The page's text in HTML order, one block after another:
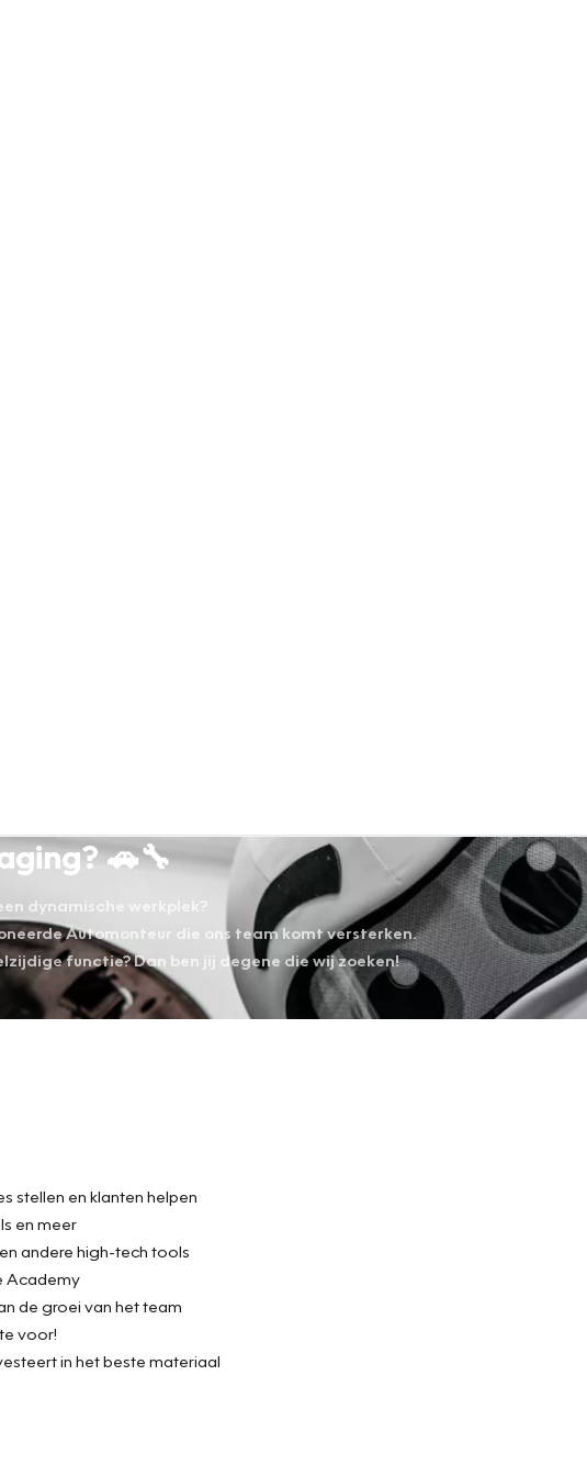
🚗🔧
dynamische werkplek?
Automonteur die ons team komt versterken.
functie? Dan ben jij degene die wij zoeken!
stellen en klanten helpen
en meer
andere high-tech tools
Academy
de groei van het team
voor!
in het beste materiaal